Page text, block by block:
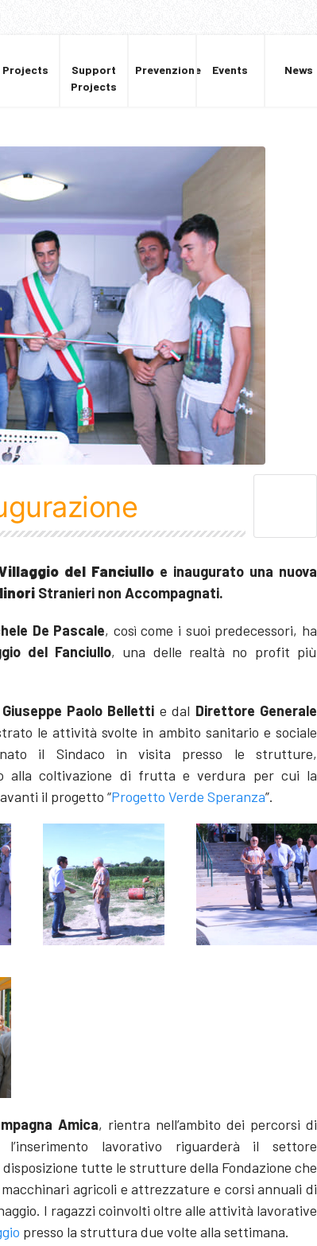
Projects
Support
Projects
Prevenzione Events News
del Fanciullo e inaugurato una nuova
Stranieri non Accompagnati.
De Pascale, così come i suoi predecessori, ha
del Fanciullo, una delle realtà no profit più
Paolo Belletti e dal Direttore Generale
le attività svolte in ambito sanitario e sociale
il Sindaco in visita presso le strutture,
alla coltivazione di frutta e verdura per cui la
il progetto “Progetto Verde Speranza”.
Amica, rientra nell’ambito dei percorsi di
lavorativo riguarderà il settore
tutte le strutture della Fondazione che
agricoli e attrezzature e corsi annuali di
I ragazzi coinvolti oltre alle attività lavorative
presso la struttura due volte alla settimana.